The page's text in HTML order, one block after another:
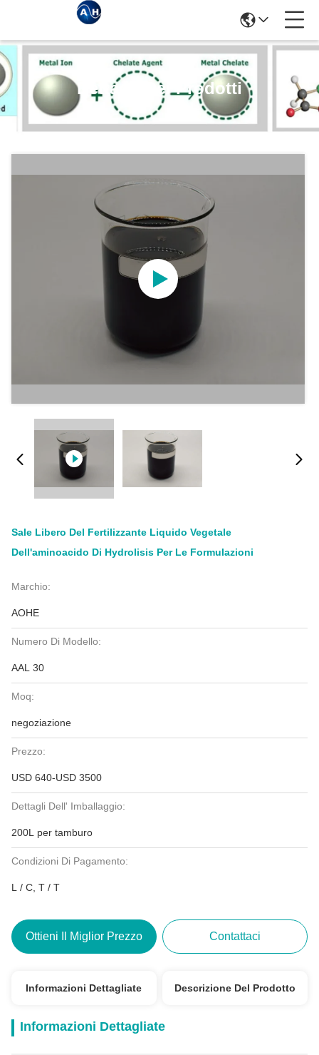
Dettagli Dei Prodotti
Sale Libero Del Fertilizzante Liquido Vegetale
Dell'aminoacido Di Hydrolisis Per Le Formulazioni
Marchio:
AOHE
Numero Di Modello:
AAL 30
Moq:
negoziazione
Prezzo:
USD 640-USD 3500
Dettagli Dell' Imballaggio:
200L per tamburo
Condizioni Di Pagamento:
L / C, T / T
Ottieni Il Miglior Prezzo Contattaci
Informazioni Dettagliate Descrizione Del Prodotto
Informazioni Dettagliate